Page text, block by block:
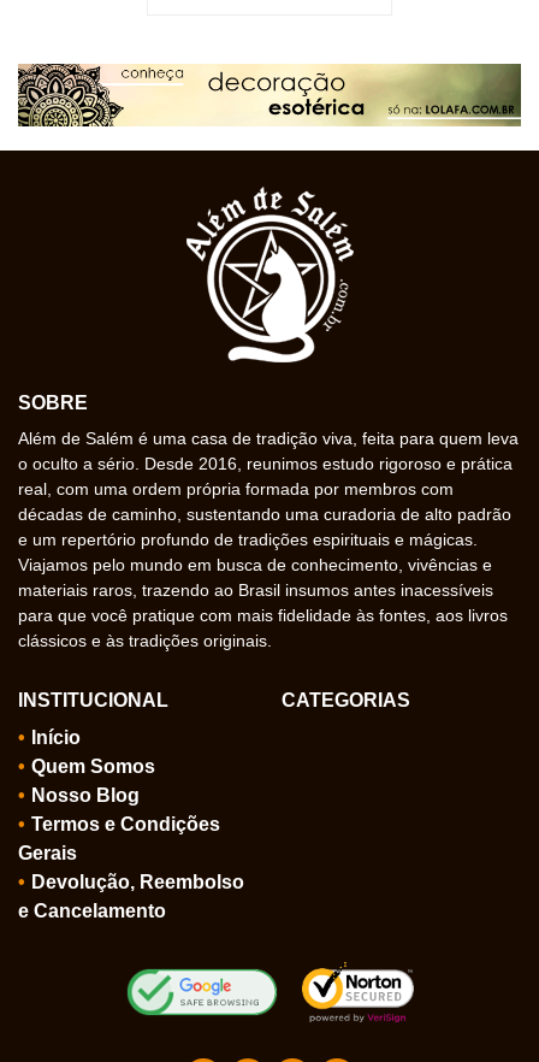
SOBRE
Além de Salém é uma casa de tradição viva, feita para quem leva
o oculto a sério. Desde 2016, reunimos estudo rigoroso e prática
real, com uma ordem própria formada por membros com
décadas de caminho, sustentando uma curadoria de alto padrão
e um repertório profundo de tradições espirituais e mágicas.
Viajamos pelo mundo em busca de conhecimento, vivências e
materiais raros, trazendo ao Brasil insumos antes inacessíveis
para que você pratique com mais fidelidade às fontes, aos livros
clássicos e às tradições originais.
INSTITUCIONAL
Início
Quem Somos
Nosso Blog
Termos e Condições
Gerais
Devolução, Reembolso
e Cancelamento
CATEGORIAS